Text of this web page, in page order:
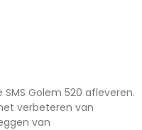
Golem 520 afleveren.
verbeteren van
van